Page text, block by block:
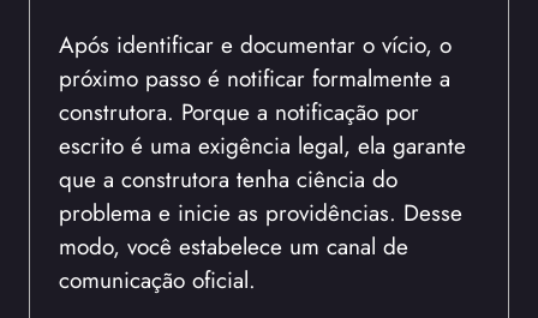
Após identificar e documentar o vício, o
próximo passo é notificar formalmente a
construtora. Porque a notificação por
escrito é uma exigência legal, ela garante
que a construtora tenha ciência do
problema e inicie as providências. Desse
modo, você estabelece um canal de
comunicação oficial.